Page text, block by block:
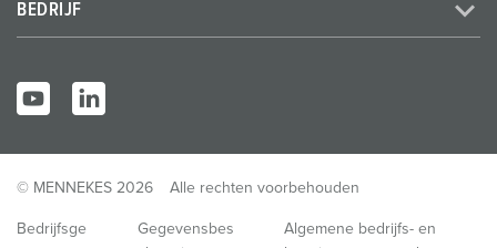
BEDRIJF
© MENNEKES 2026 Alle rechten voorbehouden
Bedrijfsge
Gegevensbes
Algemene bedrijfs- en